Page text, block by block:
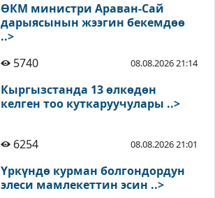
ӨКМ министри Араван-Сай
дарыясынын жээгин бекемдөө
..>
5740
08.08.2026 21:14
Кыргызстанда 13 өлкөдөн
келген тоо куткаруучулары ..>
6254 08.08.2026 21:01
Үркүндө курман болгондордун
элеси мамлекеттин эсин ..>